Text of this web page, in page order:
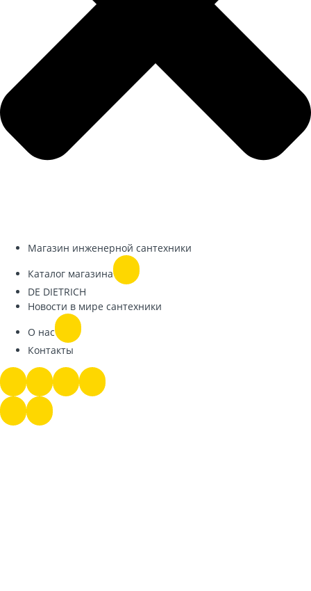
Магазин инженерной сантехники
Каталог магазина
DE DIETRICH
Новости в мире сантехники
О нас
Контакты